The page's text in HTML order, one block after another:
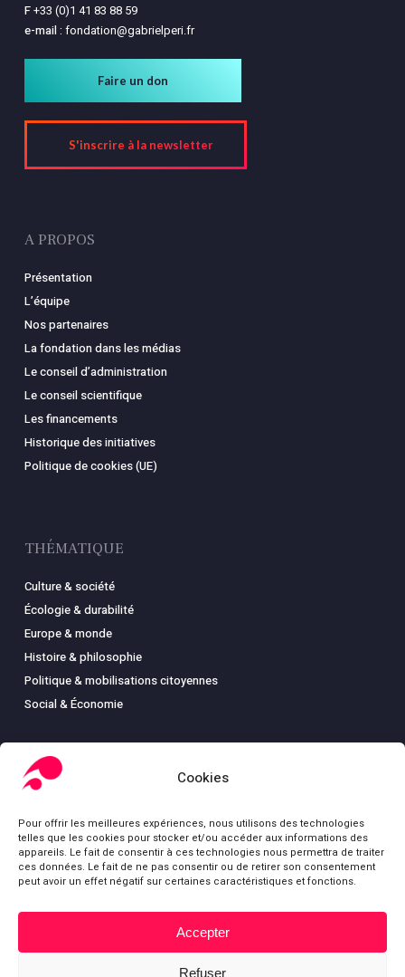
Cookies
Pour offrir les meilleures expériences, nous utilisons des technologies
telles que les cookies pour stocker et/ou accéder aux informations des
appareils. Le fait de consentir à ces technologies nous permettra de traiter
ces données. Le fait de ne pas consentir ou de retirer son consentement
peut avoir un effet négatif sur certaines caractéristiques et fonctions.
Accepter
Refuser
F+33 (0)1 41 83 88 59
e-mail : fondation@gabrielperi.fr
Faire un don
S'inscrire à la newsletter
A PROPOS
Présentation
L’équipe
Nos partenaires
La fondation dans les médias
Le conseil d’administration
Le conseil scientifique
Les financements
Historique des initiatives
Politique de cookies (UE)
THÉMATIQUE
Culture & société
Écologie & durabilité
Europe & monde
Histoire & philosophie
Politique & mobilisations citoyennes
Social & Économie
LIBRAIRIE
Boutique
Carte
Mon compte